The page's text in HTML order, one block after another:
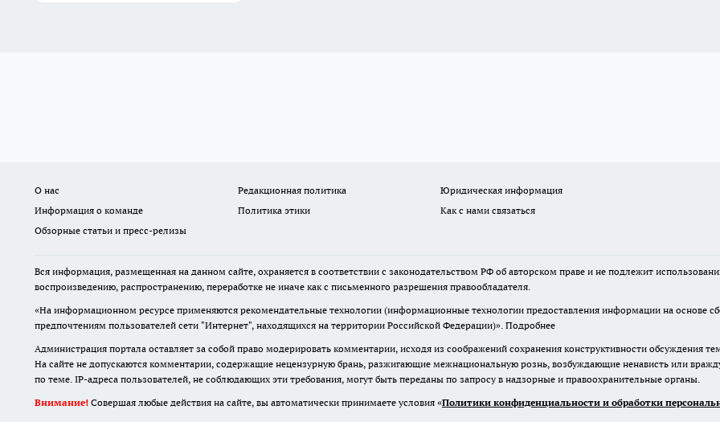
О нас Редакционная политика
Юридическая информация
Информация о команде
Политика этики
Как с нами связаться
Обзорные статьи и пресс-релизы
Вся информация, размещенная на данном сайте, охраняется в соответствии с законодательством РФ об авторском праве и не подлежит
воспроизведению, распространению, переработке не иначе как с письменного разрешения правообладателя.
«На информационном ресурсе применяются рекомендательные технологии (информационные технологии предоставления информации на основе
предпочтениям пользователей сети "Интернет", находящихся на территории Российской Федерации)». Подробнее
Администрация портала оставляет за собой право модерировать комментарии, исходя из соображений сохранения конструктивности обсуждения
На сайте не допускаются комментарии, содержащие нецензурную брань, разжигающие межнациональную рознь, возбуждающие ненависть или
по теме. IP-адреса пользователей, не соблюдающих эти требования, могут быть переданы по запросу в надзорные и правоохранительные органы.
Внимание! Совершая любые действия на сайте, вы автоматически принимаете условия «Политики конфиденциальности и обработки